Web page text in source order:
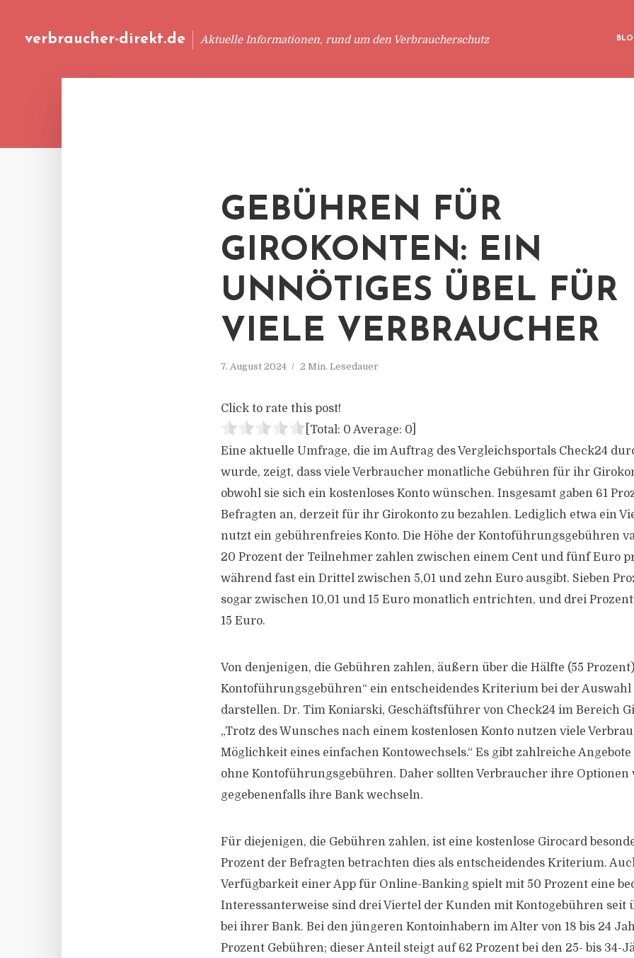
verbraucher-direkt.de Aktuelle Informationen, rund um den Verbraucherschutz
GEBÜHREN FÜR
GIROKONTEN: EIN
UNNÖTIGES ÜBEL FÜR
VIELE VERBRAUCHER
7. August 2024 2 Min. Lesedauer
Click to rate this post!
[Total: 0 Average: 0
Eine aktuelle Umfrage, die im Auftrag des Vergleichsportals Check24
wurde, zeigt, dass viele Verbraucher monatliche Gebühren für ihr
obwohl sie sich ein kostenloses Konto wünschen. Insgesamt gaben 61
Befragten an, derzeit für ihr Girokonto zu bezahlen. Lediglich etwa ein
nutzt ein gebührenfreies Konto. Die Höhe der Kontoführungsgebühren
20 Prozent der Teilnehmer zahlen zwischen einem Cent und fünf Euro
während fast ein Drittel zwischen 5,01 und zehn Euro ausgibt. Sieben
sogar zwischen 10,01 und 15 Euro monatlich entrichten, und drei
15 Euro.
Von denjenigen, die Gebühren zahlen, äußern über die Hälfte (55
Kontoführungsgebühren“ ein entscheidendes Kriterium bei der
darstellen. Dr. Tim Koniarski, Geschäftsführer von Check24 im Bereich
„Trotz des Wunsches nach einem kostenlosen Konto nutzen viele
Möglichkeit eines einfachen Kontowechsels.“ Es gibt zahlreiche
ohne Kontoführungsgebühren. Daher sollten Verbraucher ihre
gegebenenfalls ihre Bank wechseln.
Für diejenigen, die Gebühren zahlen, ist eine kostenlose Girocard
Prozent der Befragten betrachten dies als entscheidendes Kriterium.
Verfügbarkeit einer App für Online-Banking spielt mit 50 Prozent eine
Interessanterweise sind drei Viertel der Kunden mit Kontogebühren seit
bei ihrer Bank. Bei den jüngeren Kontoinhabern im Alter von 18 bis 24
Prozent Gebühren; dieser Anteil steigt auf 62 Prozent bei den 25- bis 34-